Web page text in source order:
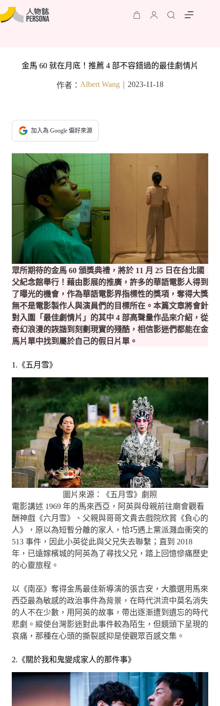
金馬 60 就在月底！推薦 4 部不容錯過的最佳劇情片
作者： Albert Wang 2023-11-18
加入為 Google 偏好來源
眾所期待的金馬 60 頒獎典禮，將於 11 月 25 日在台北國
父紀念館舉行！藉由影展的推廣，許多的華語電影人得到
了曝光的機會，作為華語電影界指標性的獎項，奪得大獎
無不是電影製作人與演員們的目標所在。本篇文章將會針
對入圍「最佳劇情片」的其中 4 部高聲量作品來介紹，從
奇幻浪漫的詼諧到刻劃現實的殘酷，相信影迷們都能在金
馬片單中找到屬於自己的假日片單。
1.《五月雪》
圖片來源：《五月雪》劇照
電影講述 1969 年的馬來西亞，阿英與母親前往廟會觀看
酬神戲《六月雪》、父親與哥哥文貴去戲院欣賞《負心的
人》，原以為短暫分離的家人，恰巧遇上黨派濺血衝突的
513 事件，因此小英從此與父兄失去聯繫；直到 2018
年，已遠嫁檳城的阿英為了尋找父兄，踏上回憶慘痛歷史
的心靈旅程。
以《南巫》奪得金馬最佳新導演的張吉安，大膽選用馬來
西亞最為敏感的政治事件為背景，在時代洪流中莫名消失
的人不在少數，用阿英的故事，帶出逐漸遭到遺忘的時代
悲劇。縱使台灣影迷對此事件較為陌生，但鏡頭下呈現的
哀痛，那種在心頭的撕裂感抑是使觀眾百感交集。
2.《關於我和鬼變成家人的那件事》